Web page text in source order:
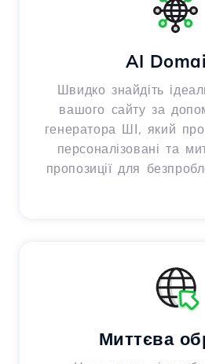
AI
Швидко знайдіть
вашого сайту за
генератора ШІ, який
персоналізовані та
пропозиції для
Миттєва